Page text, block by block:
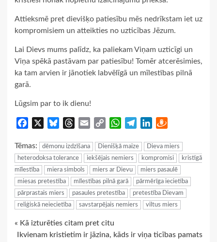
Attieksmē pret dievišķo patiesību mēs nedrīkstam iet uz
kompromisiem un atteikties no uzticības Jēzum.
Lai Dievs mums palīdz, ka paliekam Viņam uzticīgi un
Viņa spēkā pastāvam par patiesību! Tomēr atcerēsimies,
ka tam arvien ir jānotiek labvēlīgā un mīlestības pilnā
garā.
Lūgsim par to ik dienu!
Facebook BlueskyThreads
Email
Copy
WhatsApp
TelegramLinkedIn
Tēmas: dēmonu izdzīšana Dienišķā maize
Dieva miers
heterodoksa tolerance
iekšējais nemiers kompromisi
kristīgā
mīlestība
miera simbols miers ar Dievu
miers pasaulē
miesas pretestība
mīlestības pilnā garā
pārmērīga iecietība
pārprastais miers
pasaules pretestība
pretestība Dievam
reliģiskā neiecietība
savstarpējais nemiers viltus miers
Continue
« Kā izturēties citam pret citu
Ikvienam kristietim ir jāzina, kāds ir viņa ticības pamats